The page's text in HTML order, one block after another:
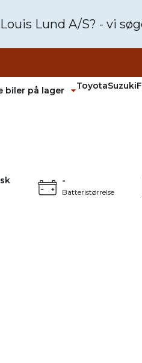
Lund A/S? - vi
biler på lager ToyotaSuzuki
Batteristørrelse
-